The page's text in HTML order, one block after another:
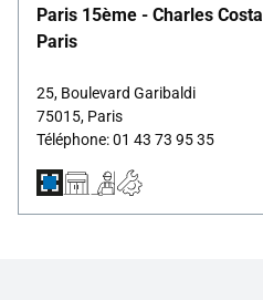
Paris 15ème - Charles Costa
Paris
25, Boulevard Garibaldi
75015, Paris
Téléphone: 01 43 73 95 35